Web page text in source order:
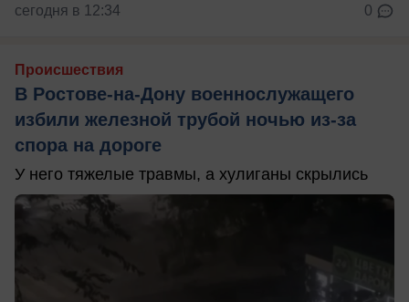
сегодня в 12:34 0
Происшествия
В Ростове-на-Дону военнослужащего
избили железной трубой ночью из-за
спора на дороге
У него тяжелые травмы, а хулиганы скрылись